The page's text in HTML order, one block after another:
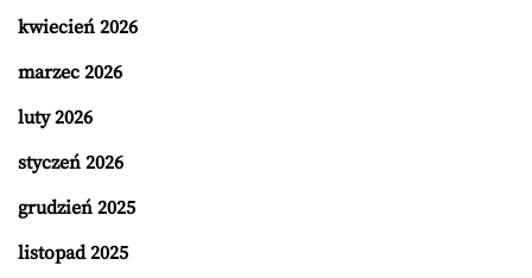
kwiecień 2026
marzec 2026
luty 2026
styczeń 2026
grudzień 2025
listopad 2025